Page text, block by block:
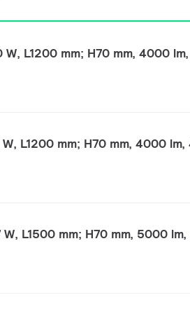
L1200 mm; H70 mm, 4000 lm,
L1200 mm; H70 mm, 4000 lm,
L1500 mm; H70 mm, 5000 lm,